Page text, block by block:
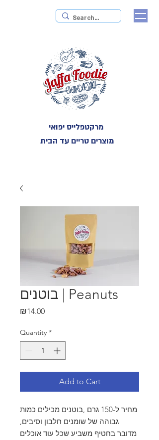
מוצרים טריים עד הבית
בוטנים | Peanuts
₪14.00Price
Quantity *
Add to Cart
מחיר ל-150 גרם ,בוטנים מכילים כמות
גבוהה של שומנים חלבון וסיבים,
מדובר בחטיף משביע שכל עוד אוכלים